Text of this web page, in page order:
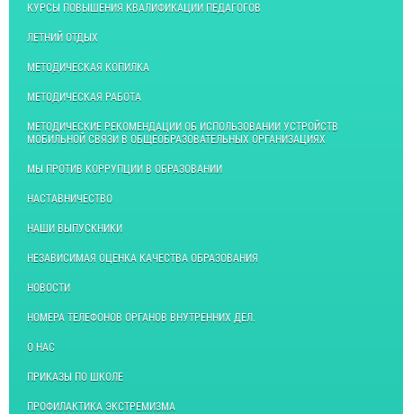
КУРСЫ ПОВЫШЕНИЯ КВАЛИФИКАЦИИ ПЕДАГОГОВ
ЛЕТНИЙ ОТДЫХ
МЕТОДИЧЕСКАЯ КОПИЛКА
МЕТОДИЧЕСКАЯ РАБОТА
МЕТОДИЧЕСКИЕ РЕКОМЕНДАЦИИ ОБ ИСПОЛЬЗОВАНИИ УСТРОЙСТВ
МОБИЛЬНОЙ СВЯЗИ В ОБЩЕОБРАЗОВАТЕЛЬНЫХ ОРГАНИЗАЦИЯХ
МЫ ПРОТИВ КОРРУПЦИИ В ОБРАЗОВАНИИ
НАСТАВНИЧЕСТВО
НАШИ ВЫПУСКНИКИ
НЕЗАВИСИМАЯ ОЦЕНКА КАЧЕСТВА ОБРАЗОВАНИЯ
НОВОСТИ
НОМЕРА ТЕЛЕФОНОВ ОРГАНОВ ВНУТРЕННИХ ДЕЛ.
О НАС
ПРИКАЗЫ ПО ШКОЛЕ
ПРОФИЛАКТИКА ЭКСТРЕМИЗМА